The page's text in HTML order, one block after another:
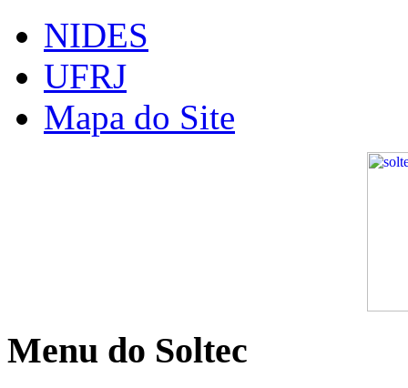
NIDES
UFRJ
Mapa do Site
Menu do Soltec